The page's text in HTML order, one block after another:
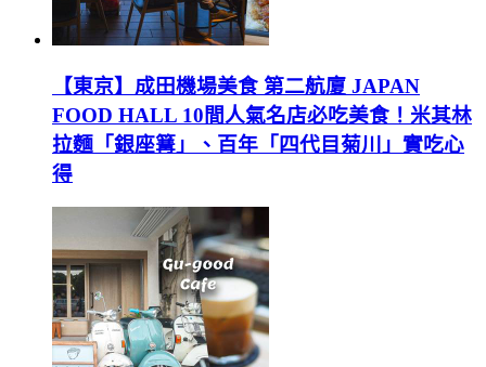
【東京】成田機場美食 第二航廈 JAPAN
FOOD HALL 10間人氣名店必吃美食！米其林
拉麵「銀座篝」、百年「四代目菊川」實吃心
得